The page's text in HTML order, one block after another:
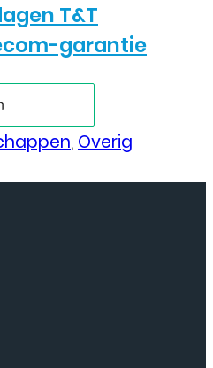
T&T
garantie
, Overig